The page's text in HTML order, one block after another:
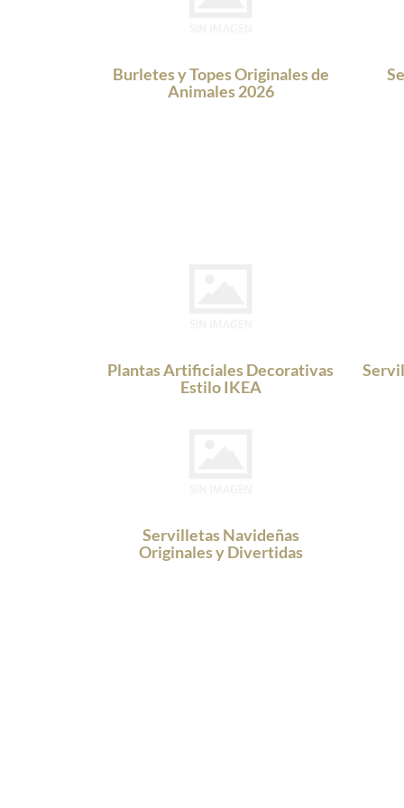
Burletes y Topes Originales de
Animales 2026
Plantas Artificiales Decorativas
Estilo IKEA
Servilletas Navideñas
Originales y Divertidas